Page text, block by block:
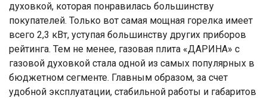
духовкой, которая понравилась большинству
покупателей. Только вот самая мощная горелка имеет
всего 2,3 кВт, уступая большинству других приборов
рейтинга. Тем не менее, газовая плита «ДАРИНА» с
газовой духовкой стала одной из самых популярных в
бюджетном сегменте. Главным образом, за счет
удобной эксплуатации, стабильной работы и габаритов